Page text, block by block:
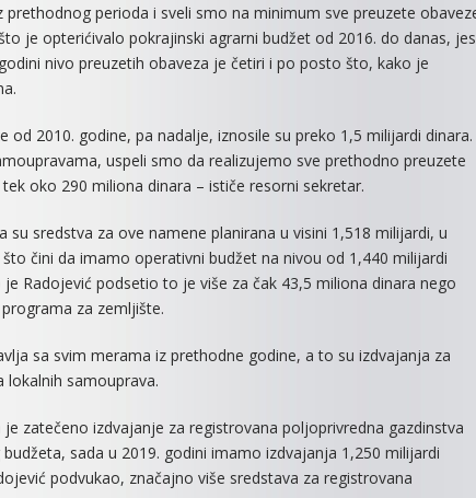
perioda i sveli smo na minimum sve preuzete
je opterićivalo pokrajinski agrarni budžet od 2016. do danas,
nivo preuzetih obaveza je četiri i po posto što, kako je
2010. godine, pa nadalje, iznosile su preko 1,5 milijardi dinara.
uspeli smo da realizujemo sve prethodno preuzete
oko 290 miliona dinara – ističe resorni sekretar.
sredstva za ove namene planirana u visini 1,518 milijardi, u
čini da imamo operativni budžet na nivou od 1,440 milijardi
Radojević podsetio to je više za čak 43,5 miliona dinara nego
za zemljište.
sa svim merama iz prethodne godine, a to su izdvajanja za
samouprava.
zatečeno izdvajanje za registrovana poljoprivredna gazdinstva
sada u 2019. godini imamo izdvajanja 1,250 milijardi
podvukao, značajno više sredstava za registrovana